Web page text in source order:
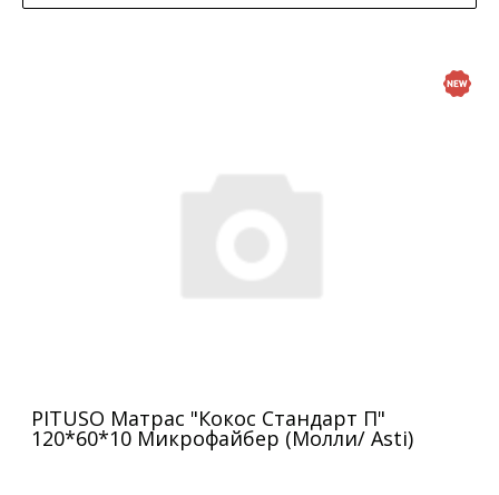
PITUSO Матрас "Кокос Стандарт П"
120*60*10 Микрофайбер (Молли/ Asti)